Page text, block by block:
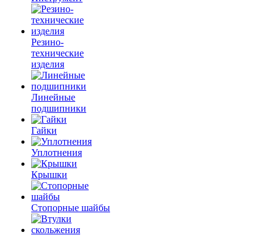
Резино-
технические
изделия
Линейные
подшипники
Гайки
Уплотнения
Крышки
Стопорные шайбы